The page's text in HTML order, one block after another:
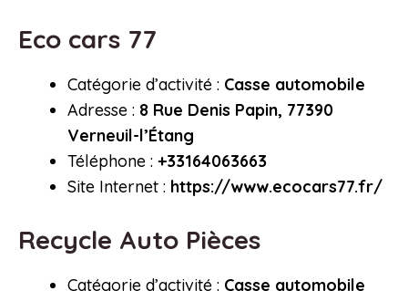
Eco cars 77
Catégorie d’activité : Casse automobile
Adresse : 8 Rue Denis Papin, 77390
Verneuil-l’Étang
Téléphone : +33164063663
Site Internet : https://www.ecocars77.fr/
Recycle Auto Pièces
Catégorie d’activité : Casse automobile